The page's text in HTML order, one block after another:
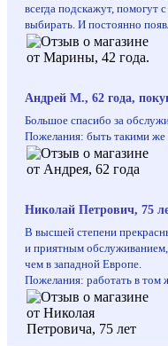
всегда подскажут, помогут
выбирать. И постоянно
Андрей М., 62 года,
Большое спасибо за
Пожелания: быть такими
Николай Петрович, 75
В высшей степени
и приятным
чем в западной Европе.
Пожелания: работать в том